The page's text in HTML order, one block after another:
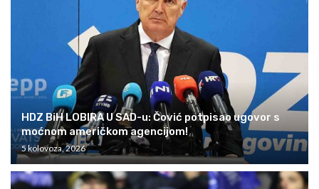
HDZ BiH LOBIRA U SAD-u: Čović potpisao ugovor s
moćnom američkom agencijom!
5 kolovoza, 2026